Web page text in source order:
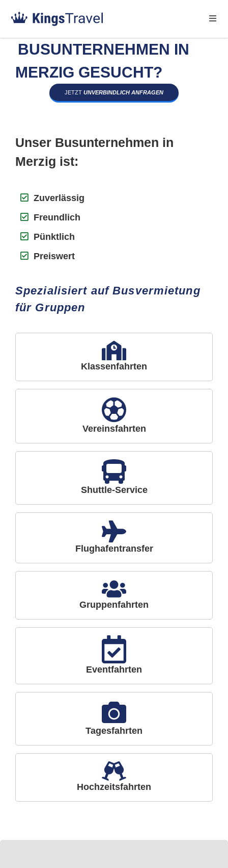
BUSUNTERNEHMEN IN
MERZIG GESUCHT?
JETZT UNVERBINDLICH ANFRAGEN
Unser Busunternehmen in
Merzig ist:
Zuverlässig
Freundlich
Pünktlich
Preiswert
Spezialisiert auf Busvermietung
für Gruppen
Klassenfahrten
Vereinsfahrten
Shuttle-Service
Flughafentransfer
Gruppenfahrten
Eventfahrten
Tagesfahrten
Hochzeitsfahrten